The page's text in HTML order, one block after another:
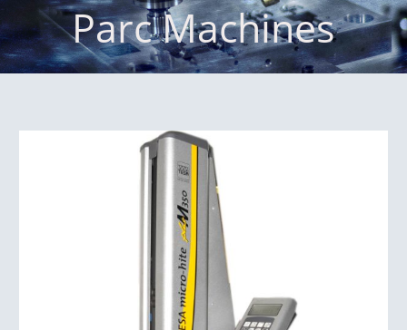
Parc Machines